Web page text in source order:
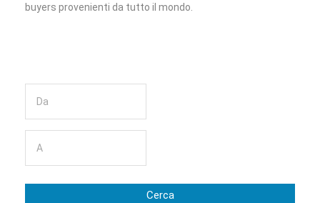
buyers provenienti da tutto il mondo.
Cerca